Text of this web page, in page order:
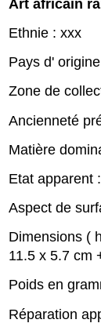
Art africain
Ethnie : xxx
Pays d'
Zone de
Ancienneté
Matière
Etat apparent
Aspect de
Dimensions (
11.5 x 5.7 cm
Poids en
Réparation